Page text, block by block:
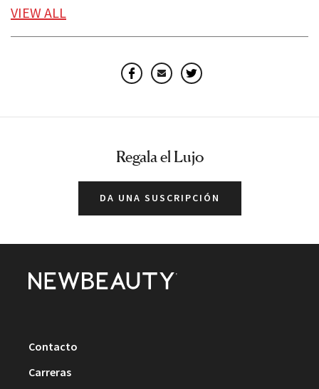
ROSTRO
VIEWALL
Facebook
EmailTwitter
Regala el Lujo
DA UNA SUSCRIPCIÓN
Contacto
Carreras